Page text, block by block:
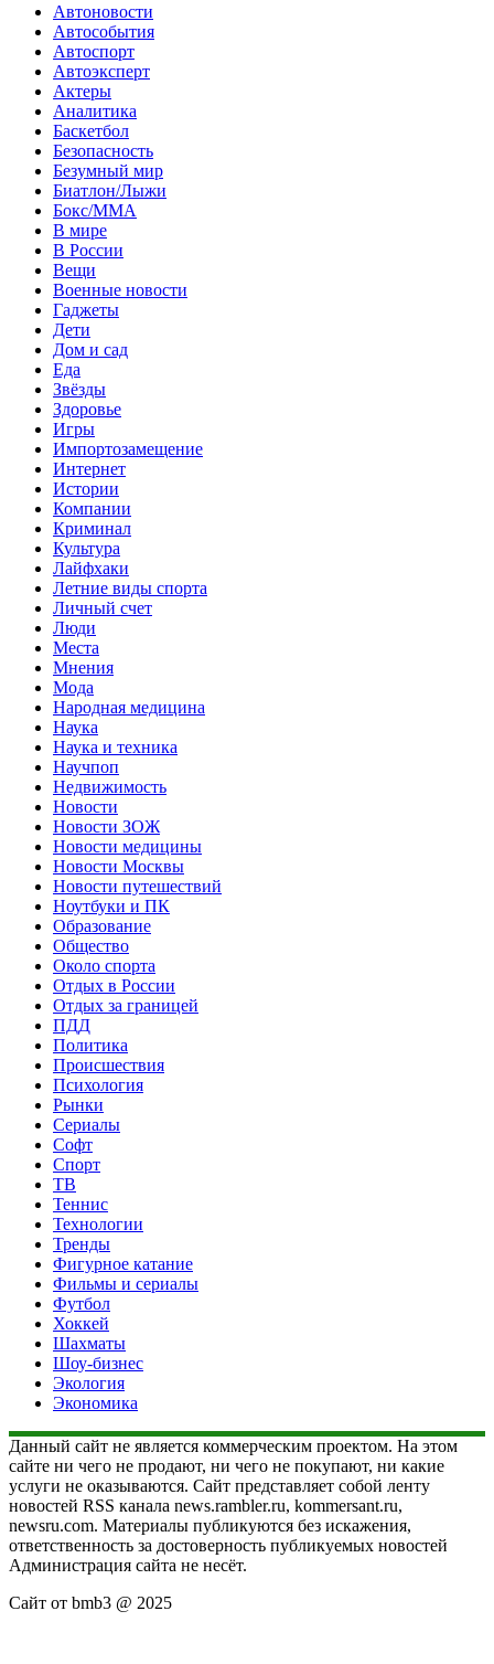
Автоновости
Автособытия
Автоспорт
Автоэксперт
Актеры
Аналитика
Баскетбол
Безопасность
Безумный мир
Биатлон/Лыжи
Бокс/MMA
В мире
В России
Вещи
Военные новости
Гаджеты
Дети
Дом и сад
Еда
Звёзды
Здоровье
Игры
Импортозамещение
Интернет
Истории
Компании
Криминал
Культура
Лайфхаки
Летние виды спорта
Личный счет
Люди
Места
Мнения
Мода
Народная медицина
Наука
Наука и техника
Научпоп
Недвижимость
Новости
Новости ЗОЖ
Новости медицины
Новости Москвы
Новости путешествий
Ноутбуки и ПК
Образование
Общество
Около спорта
Отдых в России
Отдых за границей
ПДД
Политика
Происшествия
Психология
Рынки
Сериалы
Софт
Спорт
ТВ
Теннис
Технологии
Тренды
Фигурное катание
Фильмы и сериалы
Футбол
Хоккей
Шахматы
Шоу-бизнес
Экология
Экономика
Данный сайт не является коммерческим проектом. На этом
сайте ни чего не продают, ни чего не покупают, ни какие
услуги не оказываются. Сайт представляет собой ленту
новостей RSS канала news.rambler.ru, kommersant.ru,
newsru.com. Материалы публикуются без искажения,
ответственность за достоверность публикуемых новостей
Администрация сайта не несёт.
Сайт от bmb3 @ 2025